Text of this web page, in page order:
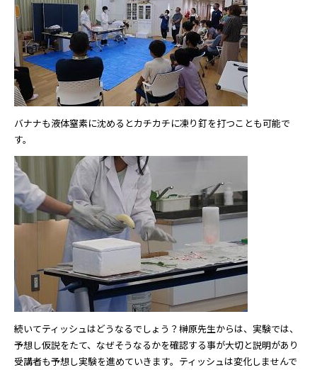
バナナも液体窒素に沈めるとカチカチに凍り釘を打つことも可能で
す。
続いてティッシュはどうなるでしょう？榊原先生からは、実験では、
予想し仮説をたて、なぜそうなるかを確認する事が大切と説明があり
受講者も予想し実験を進めていきます。ティッシュは変化しませんで